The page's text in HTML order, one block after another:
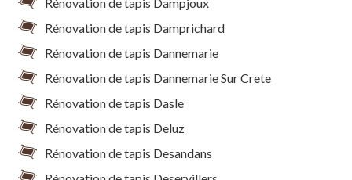
Rénovation de tapis Damprichard
Rénovation de tapis Dannemarie
Rénovation de tapis Dannemarie Sur Crete
Rénovation de tapis Dasle
Rénovation de tapis Deluz
Rénovation de tapis Desandans